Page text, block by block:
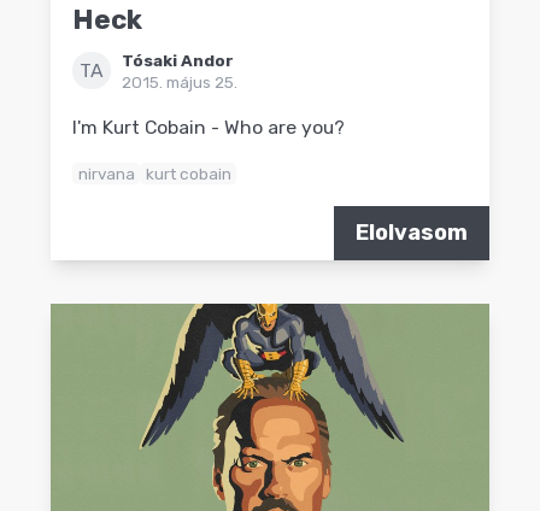
Heck
TA
Tósaki Andor
2015. május 25.
I'm Kurt Cobain - Who are you?
nirvana kurt cobain
Elolvasom